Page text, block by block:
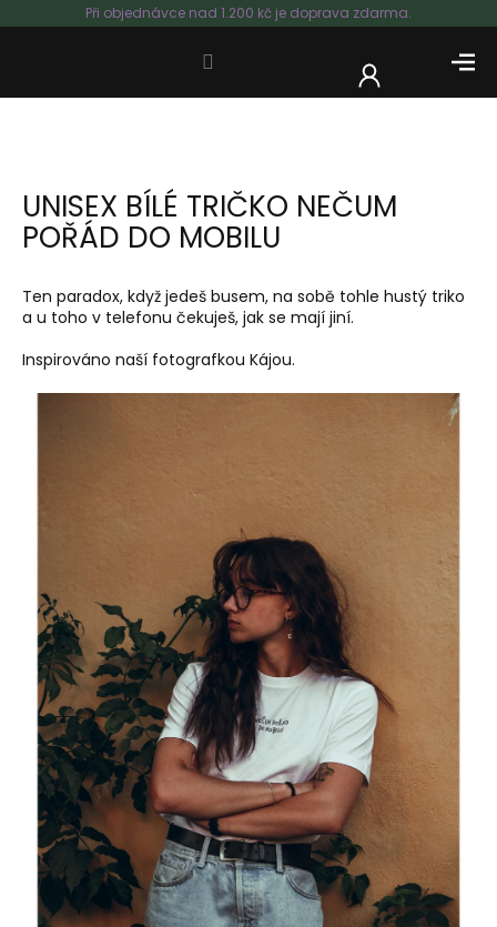
na
Při objednávce nad 1.200 kč je doprava zdarma.
UNISEX BÍLÉ TRIČKO NEČUM
POŘÁD DO MOBILU
Ten paradox, když jedeš busem, na sobě tohle hustý triko
a u toho v telefonu čekuješ, jak se mají jiní.
Inspirováno naší fotografkou Kájou.